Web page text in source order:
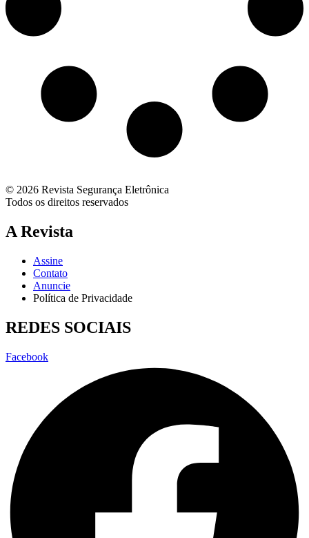
© 2026 Revista Segurança Eletrônica
Todos os direitos reservados
A Revista
Assine
Contato
Anuncie
Política de Privacidade
REDES SOCIAIS
Facebook